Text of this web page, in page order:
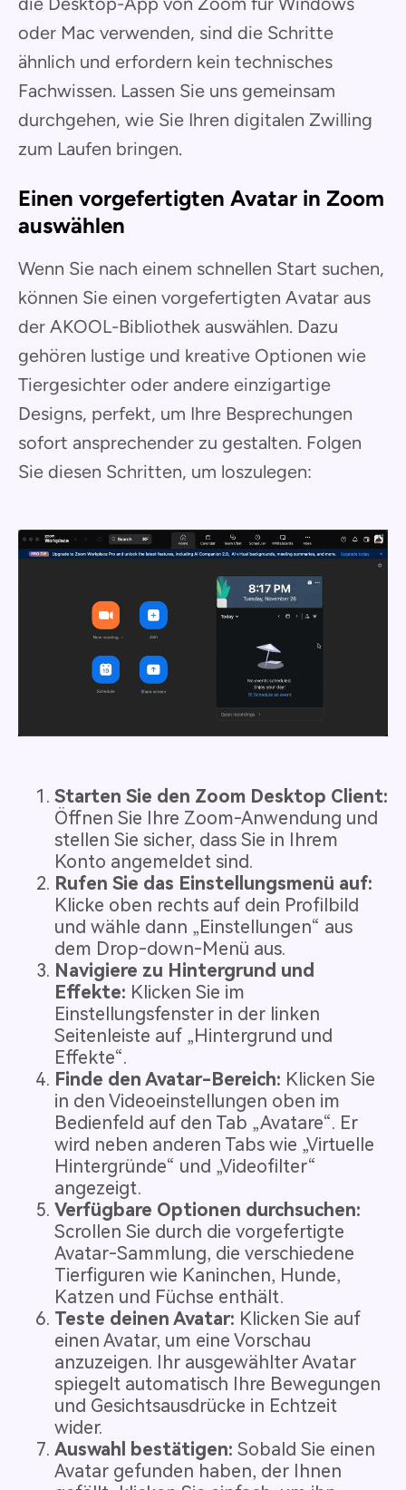
oder Mac verwenden, sind die Schritte
ähnlich und erfordern kein technisches
Fachwissen. Lassen Sie uns gemeinsam
durchgehen, wie Sie Ihren digitalen Zwilling
zum Laufen bringen.
Einen vorgefertigten Avatar in Zoom
auswählen
Wenn Sie nach einem schnellen Start suchen,
können Sie einen vorgefertigten Avatar aus
der AKOOL-Bibliothek auswählen. Dazu
gehören lustige und kreative Optionen wie
Tiergesichter oder andere einzigartige
Designs, perfekt, um Ihre Besprechungen
sofort ansprechender zu gestalten. Folgen
Sie diesen Schritten, um loszulegen:
Starten Sie den Zoom Desktop Client:
Öffnen Sie Ihre Zoom-Anwendung und
stellen Sie sicher, dass Sie in Ihrem
Konto angemeldet sind.
Rufen Sie das Einstellungsmenü auf:
Klicke oben rechts auf dein Profilbild
und wähle dann „Einstellungen“ aus
dem Drop-down-Menü aus.
Navigiere zu Hintergrund und
Effekte: Klicken Sie im
Einstellungsfenster in der linken
Seitenleiste auf „Hintergrund und
Effekte“.
Finde den Avatar-Bereich: Klicken Sie
in den Videoeinstellungen oben im
Bedienfeld auf den Tab „Avatare“. Er
wird neben anderen Tabs wie „Virtuelle
Hintergründe“ und „Videofilter“
angezeigt.
Verfügbare Optionen durchsuchen:
Scrollen Sie durch die vorgefertigte
Avatar-Sammlung, die verschiedene
Tierfiguren wie Kaninchen, Hunde,
Katzen und Füchse enthält.
Teste deinen Avatar: Klicken Sie auf
einen Avatar, um eine Vorschau
anzuzeigen. Ihr ausgewählter Avatar
spiegelt automatisch Ihre Bewegungen
und Gesichtsausdrücke in Echtzeit
wider.
Auswahl bestätigen: Sobald Sie einen
Avatar gefunden haben, der Ihnen